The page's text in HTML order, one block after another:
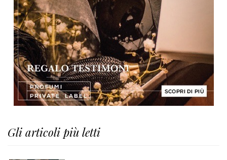
Gli articoli più letti